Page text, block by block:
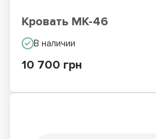
Кровать МК-46
В наличии
10 700 грн